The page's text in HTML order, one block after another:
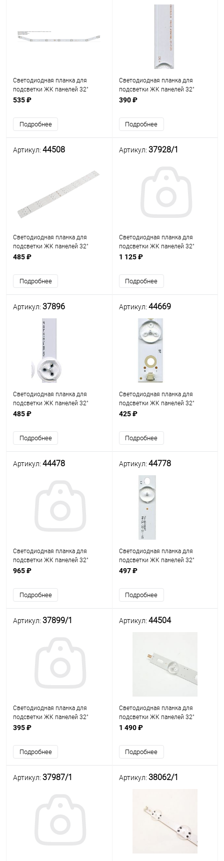
Светодиодная планка для
подсветки ЖК панелей 32"
(7линз) (3V) CRH-
(изогнутая, 7 линз) Uпит свд=3V
535 ₽
Подробнее
Светодиодная планка для
подсветки ЖК панелей 32"
(7линз) 191223V2.0 94V-0
вольтовые светодиоды) Uпит.
св/д=3V
390 ₽
Подробнее
Артикул: 44508
Светодиодная планка для
подсветки ЖК панелей 32"
(7линз) 5800-W32001-3P00 (606
Разъем подкл 2pin гн.,
606х18мм/ 7 светодио
485 ₽
Подробнее
Артикул: 37928/1
Светодиодная планка для
подсветки ЖК панелей 32"
(7линз) 6916L-1295A
1 125 ₽
Подробнее
Артикул: 37896
Светодиодная планка для
подсветки ЖК панелей 32"
(7линз) HD ROW2.1 Rev1.0 2 B2-
подключ.разъём 2PIN (планка
B2 630 х 12мм), Uпит=3V,
485 ₽
Подробнее
Артикул: 44669
Светодиодная планка для
подсветки ЖК панелей 32"
(7линз) LBM320P0101-FC-2 (614
18,3х1мм) Uпит. св/д=3V,
разъём 3PIN гн., 7
425 ₽
Подробнее
Артикул: 44478
Светодиодная планка для
подсветки ЖК панелей 32"
(7линз) LBUA-SDL320X1-S08B
965 ₽
Подробнее
Артикул: 44778
Светодиодная планка для
подсветки ЖК панелей 32"
(7линз) PN-EL-32-21--V0 (610 мм,
497 ₽
Подробнее
Артикул: 37899/1
Светодиодная планка для
подсветки ЖК панелей 32"
(7линз) POLA2.0 32" (32" B Type
разъем 2pin, гн. метал.
платформа с
395 ₽
Подробнее
Артикул: 44504
Светодиодная планка для
подсветки ЖК панелей 32"
(8+8+8линз) 32inch NDSOEM
8 линз)
1 490 ₽
Подробнее
Артикул: 37987/1 Артикул: 38062/1